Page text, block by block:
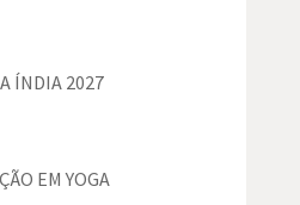
ÍNDIA 2027
EM YOGA